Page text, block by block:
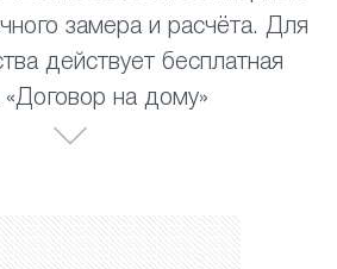
замера и расчёта. Для
действует бесплатная
«Договор на дому»